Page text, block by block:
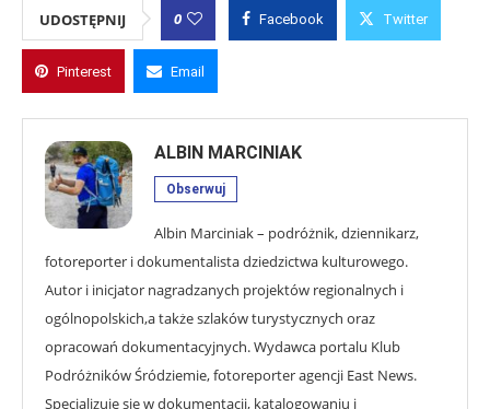
UDOSTĘPNIJ 0 Facebook Twitter
Pinterest Email
ALBIN MARCINIAK
Obserwuj
Albin Marciniak – podróżnik, dziennikarz,
fotoreporter i dokumentalista dziedzictwa kulturowego.
Autor i inicjator nagradzanych projektów regionalnych i
ogólnopolskich,a także szlaków turystycznych oraz
opracowań dokumentacyjnych. Wydawca portalu Klub
Podróżników Śródziemie, fotoreporter agencji East News.
Specjalizuję się w dokumentacji, katalogowaniu i